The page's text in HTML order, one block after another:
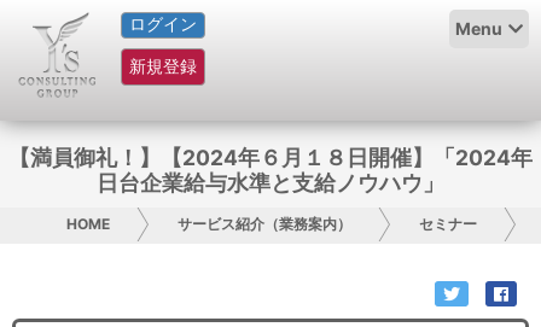
ログイン
新規登録
Menu
HOME
サービス紹介
コラム
グループ概要
お問い合わせ
【満員御礼！】【2024年６月１８日開催】「2024年
日台企業給与水準と支給ノウハウ」
HOME サービス紹介（業務案内） セミナー